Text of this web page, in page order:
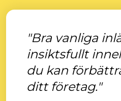
"Bra vanliga
insiktsfullt
du kan
ditt företag."